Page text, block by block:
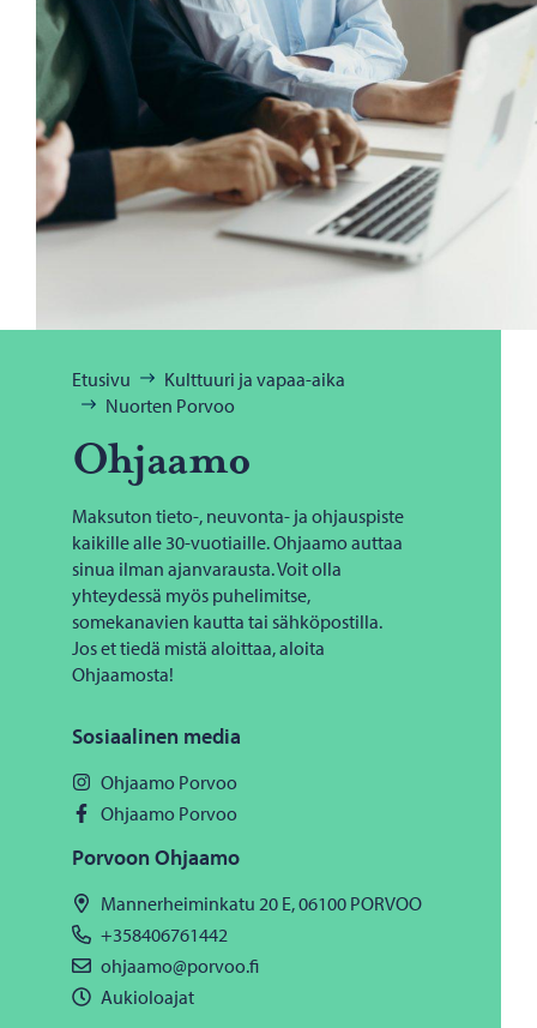
Selaa:
Etusivu
Kulttuuri ja vapaa-aika
Nuorten Porvoo
Oh­jaa­mo
Maksuton tieto-, neuvonta- ja ohjauspiste
kaikille alle 30-vuotiaille. Ohjaamo auttaa
sinua ilman ajanvarausta. Voit olla
yhteydessä myös puhelimitse,
somekanavien kautta tai sähköpostilla.
Jos et tiedä mistä aloittaa, aloita
Ohjaamosta!
Sosiaalinen media
Ohjaamo Porvoo
Ohjaamo Porvoo
Porvoon Ohjaamo
Mannerheiminkatu 20 E, 06100 PORVOO
+358406761442
ohjaamo@porvoo.fi
Aukioloajat